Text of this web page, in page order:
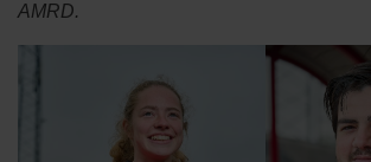
AMRD.